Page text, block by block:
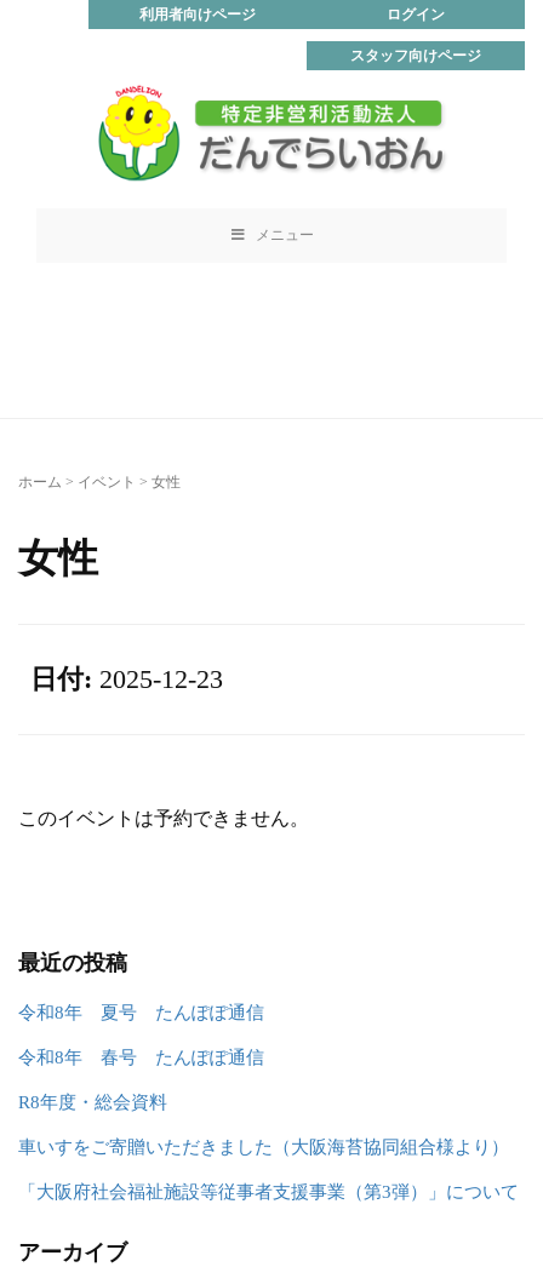
ログイン
利用者向けページ
スタッフ向けページ
メニュー
ホーム > イベント > 女性
女性
日付: 2025-12-23
このイベントは予約できません。
最近の投稿
令和8年 夏号 たんぽぽ通信
令和8年 春号 たんぽぽ通信
R8年度・総会資料
車いすをご寄贈いただきました（大阪海苔協同組合様より）
「大阪府社会福祉施設等従事者支援事業（第3弾）」について
アーカイブ